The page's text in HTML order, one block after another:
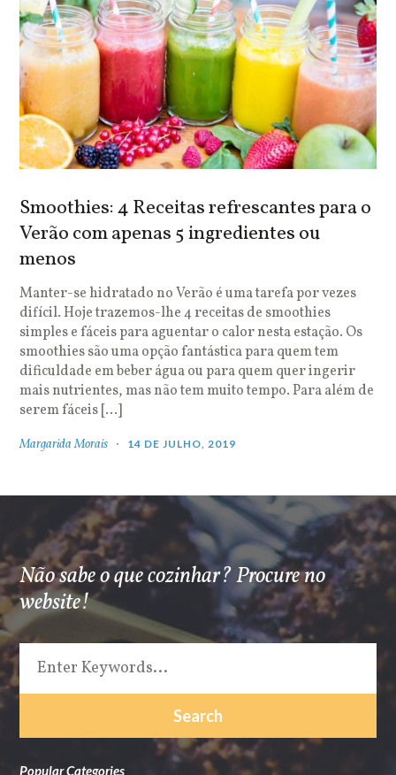
Smoothies: 4 Receitas refrescantes para o
Verão com apenas 5 ingredientes ou
menos
Manter-se hidratado no Verão é uma tarefa por vezes
difícil. Hoje trazemos-lhe 4 receitas de smoothies
simples e fáceis para aguentar o calor nesta estação. Os
smoothies são uma opção fantástica para quem tem
dificuldade em beber água ou para quem quer ingerir
mais nutrientes, mas não tem muito tempo. Para além de
serem fáceis […]
Margarida Morais 14 DE JULHO, 2019
Não sabe o que cozinhar? Procure no
website!
Popular Categories